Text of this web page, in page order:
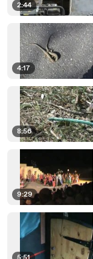
2:44
4:17
8:56
9:29